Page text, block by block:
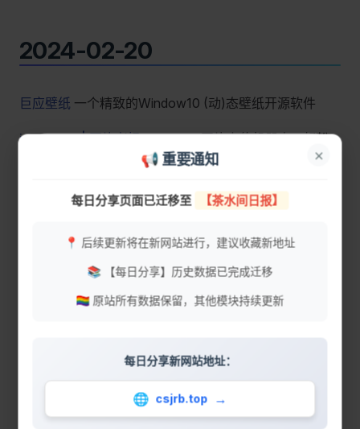
重要公告
公众号【57号资源社】永久封禁了，请关注博
主新微信公众号 【57号同学】，防止迷路！
📢 重要通知
每日分享页面已迁移至 【茶水间日报】
📍 后续更新将在新网站进行，建议收藏新地址
📚 【每日分享】历史数据已完成迁移
🏳️‍🌈 原站所有数据保留，其他模块持续更新
每日分享新网站地址：
🌐 csjrb.top →
×
2024-02-20
巨应壁纸 一个精致的Window10 (动)态壁纸开源软件
img-mom | 图片老妈Telegram 图片上传机器人，轻松
上传图片到指定图床并获取外链地址
SVG图片制作器
2024-02-19
IP 地址查询查询本机 IP 地址及归属地
TTS-Online免费文字转语音